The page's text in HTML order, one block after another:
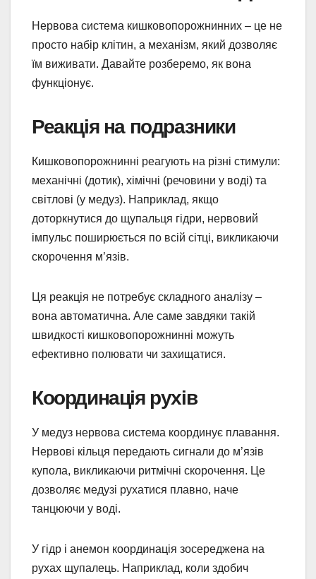
Нервова система кишковопорожнинних – це не
просто набір клітин, а механізм, який дозволяє
їм виживати. Давайте розберемо, як вона
функціонує.
Реакція на подразники
Кишковопорожнинні реагують на різні стимули:
механічні (дотик), хімічні (речовини у воді) та
світлові (у медуз). Наприклад, якщо
доторкнутися до щупальця гідри, нервовий
імпульс поширюється по всій сітці, викликаючи
скорочення м’язів.
Ця реакція не потребує складного аналізу –
вона автоматична. Але саме завдяки такій
швидкості кишковопорожнинні можуть
ефективно полювати чи захищатися.
Координація рухів
У медуз нервова система координує плавання.
Нервові кільця передають сигнали до м’язів
купола, викликаючи ритмічні скорочення. Це
дозволяє медузі рухатися плавно, наче
танцюючи у воді.
У гідр і анемон координація зосереджена на
рухах щупалець. Наприклад, коли здобич